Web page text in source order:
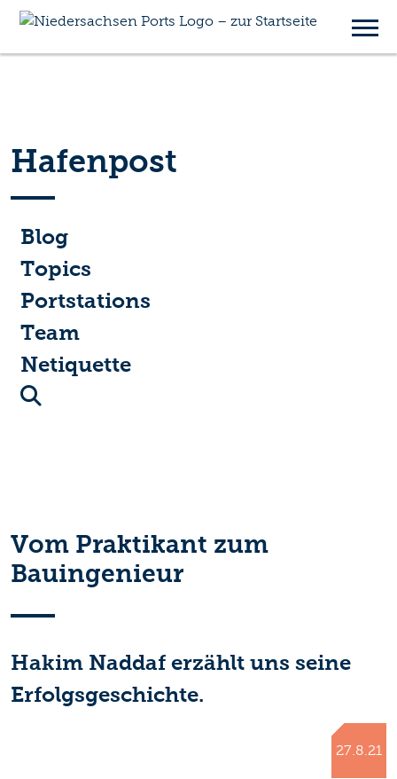
Hafenpost
Blog
Topics
Portstations
Team
Netiquette
Vom Praktikant zum
Bauingenieur
Hakim Naddaf erzählt uns seine
Erfolgsgeschichte.
27.8.21